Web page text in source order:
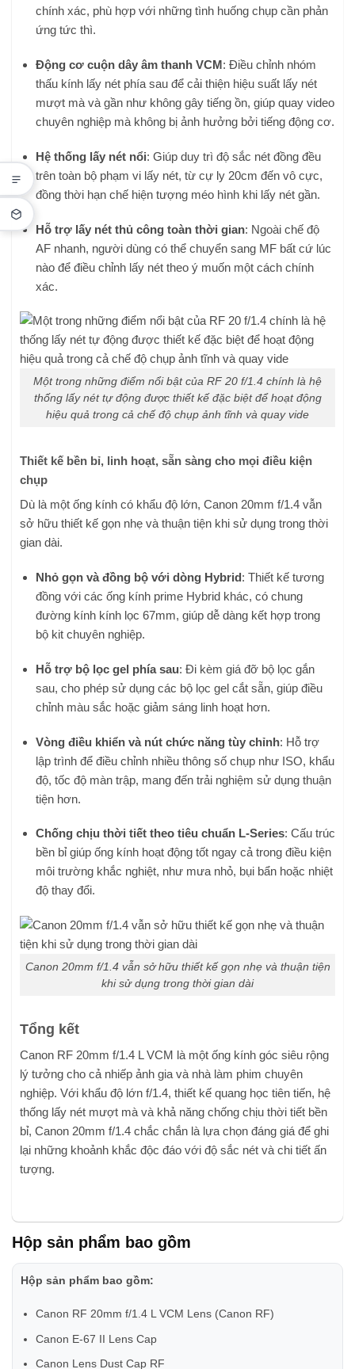
chính xác, phù hợp với những tình huống chụp cần phản
ứng tức thì.
Động cơ cuộn dây âm thanh VCM: Điều chỉnh nhóm
thấu kính lấy nét phía sau để cải thiện hiệu suất lấy nét
mượt mà và gần như không gây tiếng ồn, giúp quay video
chuyên nghiệp mà không bị ảnh hưởng bởi tiếng động cơ.
Hệ thống lấy nét nổi: Giúp duy trì độ sắc nét đồng đều
trên toàn bộ phạm vi lấy nét, từ cự ly 20cm đến vô cực,
đồng thời hạn chế hiện tượng méo hình khi lấy nét gần.
Hỗ trợ lấy nét thủ công toàn thời gian: Ngoài chế độ
AF nhanh, người dùng có thể chuyển sang MF bất cứ lúc
nào để điều chỉnh lấy nét theo ý muốn một cách chính
xác.
Một trong những điểm nổi bật của RF 20 f/1.4 chính là hệ
thống lấy nét tự động được thiết kế đặc biệt để hoạt động
hiệu quả trong cả chế độ chụp ảnh tĩnh và quay vide
Thiết kế bền bỉ, linh hoạt, sẵn sàng cho mọi điều kiện
chụp
Dù là một ống kính có khẩu độ lớn, Canon 20mm f/1.4 vẫn
sở hữu thiết kế gọn nhẹ và thuận tiện khi sử dụng trong thời
gian dài.
Nhỏ gọn và đồng bộ với dòng Hybrid: Thiết kế tương
đồng với các ống kính prime Hybrid khác, có chung
đường kính kính lọc 67mm, giúp dễ dàng kết hợp trong
bộ kit chuyên nghiệp.
Hỗ trợ bộ lọc gel phía sau: Đi kèm giá đỡ bộ lọc gắn
sau, cho phép sử dụng các bộ lọc gel cắt sẵn, giúp điều
chỉnh màu sắc hoặc giảm sáng linh hoạt hơn.
Vòng điều khiển và nút chức năng tùy chỉnh: Hỗ trợ
lập trình để điều chỉnh nhiều thông số chụp như ISO, khẩu
độ, tốc độ màn trập, mang đến trải nghiệm sử dụng thuận
tiện hơn.
Chống chịu thời tiết theo tiêu chuẩn L-Series: Cấu trúc
bền bỉ giúp ống kính hoạt động tốt ngay cả trong điều kiện
môi trường khắc nghiệt, như mưa nhỏ, bụi bẩn hoặc nhiệt
độ thay đổi.
Canon 20mm f/1.4 vẫn sở hữu thiết kế gọn nhẹ và thuận tiện
khi sử dụng trong thời gian dài
Tổng kết
Canon RF 20mm f/1.4 L VCM là một ống kính góc siêu rộng
lý tưởng cho cả nhiếp ảnh gia và nhà làm phim chuyên
nghiệp. Với khẩu độ lớn f/1.4, thiết kế quang học tiên tiến, hệ
thống lấy nét mượt mà và khả năng chống chịu thời tiết bền
bỉ, Canon 20mm f/1.4 chắc chắn là lựa chọn đáng giá để ghi
lại những khoảnh khắc độc đáo với độ sắc nét và chi tiết ấn
tượng.
Hộp sản phẩm bao gồm
Hộp sản phẩm bao gồm:
Canon RF 20mm f/1.4 L VCM Lens (Canon RF)
Canon E-67 II Lens Cap
Canon Lens Dust Cap RF